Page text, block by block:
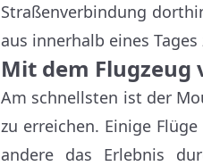
Straßenverbindung
aus innerhalb eines
Mit dem
Am schnellsten ist der
zu erreichen. Einige
andere das Erlebnis